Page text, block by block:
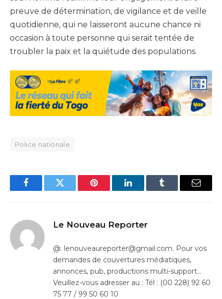
preuve de détermination, de vigilance et de veille
quotidienne, qui ne laisseront aucune chance ni
occasion à toute personne qui serait tentée de
troubler la paix et la quiétude des populations.
Police nationale
FacebookTwitter Pinterest LinkedInTumblr Email
Le Nouveau Reporter
@: lenouveaureporter@gmail.com. Pour vos
demandes de couvertures médiatiques,
annonces, pub, productions multi-support…
Veuillez-vous adresser au : Tél : (00 228) 92 60
75 77 / 99 50 60 10